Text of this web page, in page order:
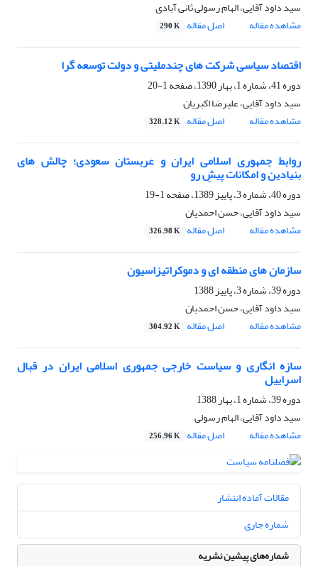
سید داود آقایی، الهام رسولی ثانی آبادی
مشاهده مقاله
اصل مقاله 290 K
اقتصاد سیاسی شرکت های چندملیتی و دولت توسعه گرا
دوره 41، شماره 1، بهار 1390، صفحه
1-20
سید داود آقایی، علیرضا اکبریان
مشاهده مقاله
اصل مقاله 328.12 K
روابط جمهوری اسلامی ایران و عربستان سعودی؛ چالش های
بنیادین و امکانات پیشِ رو
دوره 40، شماره 3، پاییز 1389، صفحه
1-19
سید داود آقایی، حسن احمدیان
مشاهده مقاله
اصل مقاله 326.98 K
سازمان های منطقه ای و دموکراتیزاسیون
دوره 39، شماره 3، پاییز 1388
سید داود آقایی، حسن احمدیان
مشاهده مقاله
اصل مقاله 304.92 K
سازه انگاری و سیاست خارجی جمهوری اسلامی ایران در قبال
اسراییل
دوره 39، شماره 1، بهار 1388
سید داود آقایی، الهام رسولی
مشاهده مقاله
اصل مقاله 256.96 K
مقالات آماده انتشار
شماره جاری
شماره‌های پیشین نشریه